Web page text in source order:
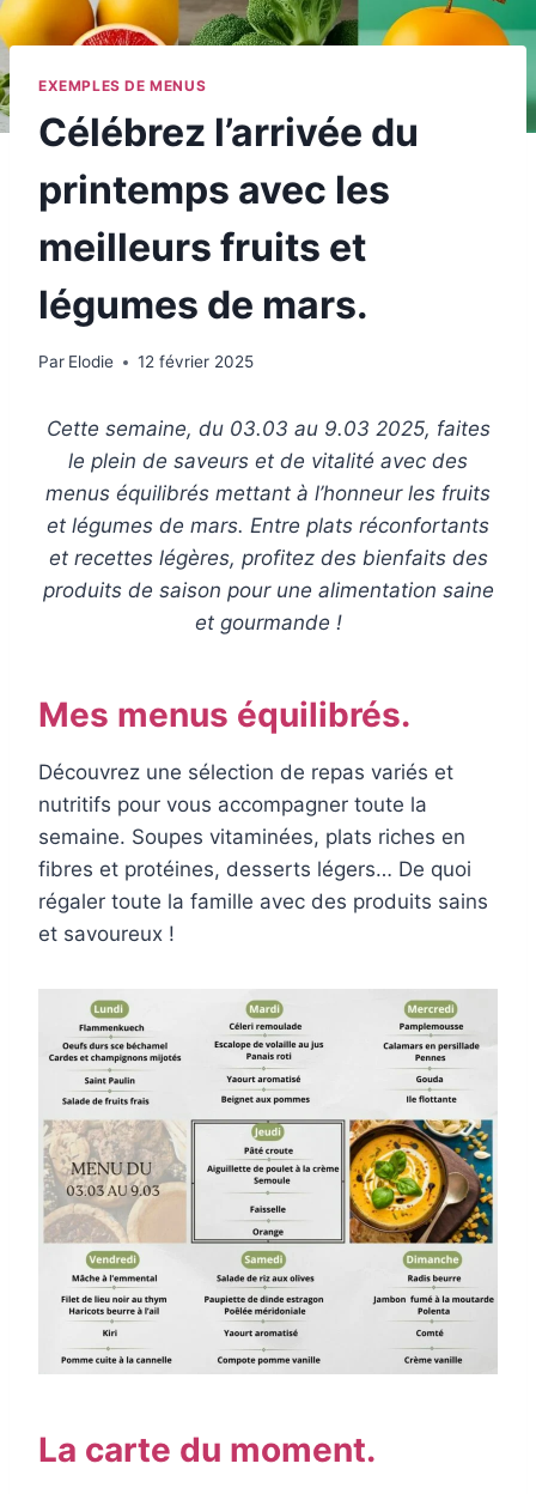
EXEMPLES DE MENUS
Célébrez l’arrivée du
printemps avec les
meilleurs fruits et
légumes de mars.
Par Elodie 12 février 2025
Cette semaine, du 03.03 au 9.03 2025, faites
le plein de saveurs et de vitalité avec des
menus équilibrés mettant à l’honneur les fruits
et légumes de mars. Entre plats réconfortants
et recettes légères, profitez des bienfaits des
produits de saison pour une alimentation saine
et gourmande !
Mes menus équilibrés.
Découvrez une sélection de repas variés et
nutritifs pour vous accompagner toute la
semaine. Soupes vitaminées, plats riches en
fibres et protéines, desserts légers… De quoi
régaler toute la famille avec des produits sains
et savoureux !
La carte du moment.